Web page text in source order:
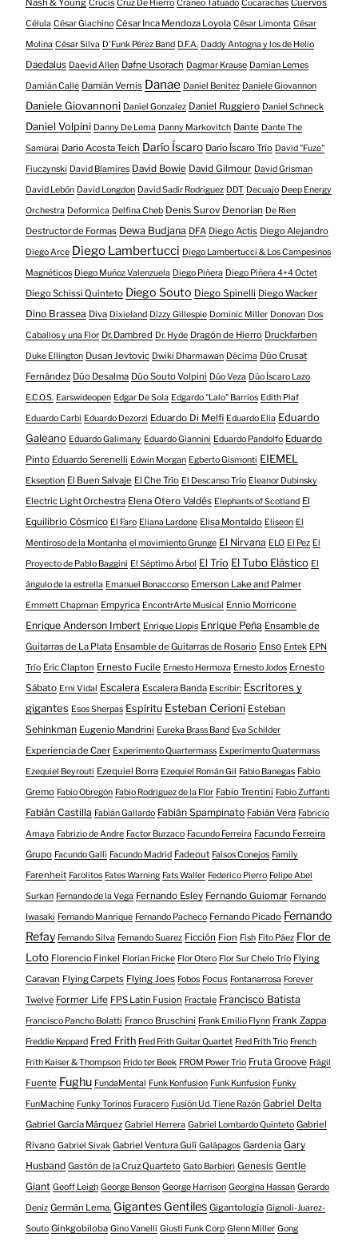
Nash & Young Crucis Cruz De Hierro Cráneo Tatuado Cucarachas Cuervos
Célula César Giachino César Inca Mendoza Loyola César Limonta César
Molina César Silva D'Funk Pérez Band D.F.A. Daddy Antogna y los de Helio
Daedalus Daevid Allen Dafne Usorach Dagmar Krause Damian Lemes
Damián Calle Damián Vernis Danae Daniel Benitez Daniele Giovannon
Daniele Giovannoni Daniel Gonzalez Daniel Ruggiero Daniel Schneck
Daniel Volpini Danny De Lema Danny Markovitch Dante Dante The
Samurai Darío Acosta Teich Darío Íscaro Darío Íscaro Trío David "Fuze"
Fiuczynski David Blamires David Bowie David Gilmour David Grisman
David Lebón David Longdon David Sadir Rodriguez DDT Decuajo Deep Energy
Orchestra Deformica Delfina Cheb Denis Surov Denorian De Rien
Destructor de Formas Dewa Budjana DFA Diego Actis Diego Alejandro
Diego Arce Diego Lambertucci Diego Lambertucci & Los Campesinos
Magnéticos Diego Muñoz Valenzuela Diego Piñera Diego Piñera 4+4 Octet
Diego Schissi Quinteto Diego Souto Diego Spinelli Diego Wacker
Dino Brassea Diva Dixieland Dizzy Gillespie Dominic Miller Donovan Dos
Caballos y una Flor Dr. Dambred Dr. Hyde Dragón de Hierro Druckfarben
Duke Ellington Dusan Jevtovic Dwiki Dharmawan Décima Dúo Crusat
Fernández Dúo Desalma Dúo Souto Volpini Dúo Veza Dúo Íscaro Lazo
E.C.O.S. Earswideopen Edgar De Sola Edgardo "Lalo" Barrios Edith Piaf
Eduardo Carbi Eduardo Dezorzi Eduardo Di Melfi Eduardo Elia Eduardo
Galeano Eduardo Galimany Eduardo Giannini Eduardo Pandolfo Eduardo
Pinto Eduardo Serenelli Edwin Morgan Egberto Gismonti EIEMEL
Ekseption El Buen Salvaje El Che Trío El Descanso Trío Eleanor Dubinsky
Electric Light Orchestra Elena Otero Valdés Elephants of Scotland El
Equilibrio Cósmico El Faro Eliana Lardone Elisa Montaldo Eliseon El
Mentiroso de la Montanha el movimiento Grunge El Nirvana ELO El Pez El
Proyecto de Pablo Baggini El Séptimo Árbol El Trío El Tubo Elástico El
ángulo de la estrella Emanuel Bonaccorso Emerson Lake and Palmer
Emmett Chapman Empyrica EncontrArte Musical Ennio Morricone
Enrique Anderson Imbert Enrique Llopis Enrique Peña Ensamble de
Guitarras de La Plata Ensamble de Guitarras de Rosario Enso Entek EPN
Trío Eric Clapton Ernesto Fucile Ernesto Hermoza Ernesto Jodos Ernesto
Sábato Erni Vidal Escalera Escalera Banda Escribir: Escritores y
gigantes Esos Sherpas Espíritu Esteban Cerioni Esteban
Sehinkman Eugenio Mandrini Eureka Brass Band Eva Schilder
Experiencia de Caer Experimento Quartermass Experimento Quatermass
Ezequiel Beyrouti Ezequiel Borra Ezequiel Román Gil Fabio Banegas Fabio
Gremo Fabio Obregón Fabio Rodriguez de la Flor Fabio Trentini Fabio Zuffanti
Fabián Castilla Fabián Gallardo Fabián Spampinato Fabián Vera Fabricio
Amaya Fabrizio de Andre Factor Burzaco Facundo Ferreira Facundo Ferreira
Grupo Facundo Galli Facundo Madrid Fadeout Falsos Conejos Family
Farenheit Farolitos Fates Warning Fats Waller Federico Pierro Felipe Abel
Surkan Fernando de la Vega Fernando Esley Fernando Guiomar Fernando
Iwasaki Fernando Manrique Fernando Pacheco Fernando Picado Fernando
Refay Fernando Silva Fernando Suarez Ficción Fion Fish Fito Páez Flor de
Loto Florencio Finkel Florian Fricke Flor Otero Flor Sur Chelo Trío Flying
Caravan Flying Carpets Flying Joes Fobos Focus Fontanarrosa Forever
Twelve Former Life FPS Latin Fusion Fractale Francisco Batista
Francisco Pancho Bolatti Franco Bruschini Frank Emilio Flynn Frank Zappa
Freddie Keppard Fred Frith Fred Frith Guitar Quartet Fred Frith Trio French
Frith Kaiser & Thompson Frido ter Beek FROM Power Trío Fruta Groove Frágil
Fuente Fughu FundaMental Funk Konfusion Funk Kunfusion Funky
FunMachine Funky Torinos Furacero Fusión Ud. Tiene Razón Gabriel Delta
Gabriel García Márquez Gabriel Herrera Gabriel Lombardo Quinteto Gabriel
Rivano Gabriel Sivak Gabriel Ventura Gulí Galápagos Gardenia Gary
Husband Gastón de la Cruz Quarteto Gato Barbieri Genesis Gentle
Giant Geoff Leigh George Benson George Harrison Georgina Hassan Gerardo
Deniz Germán Lema. Gigantes Gentiles Gigantología Gignoli-Juarez-
Souto Ginkgobiloba Gino Vanelli Giusti Funk Corp Glenn Miller Gong